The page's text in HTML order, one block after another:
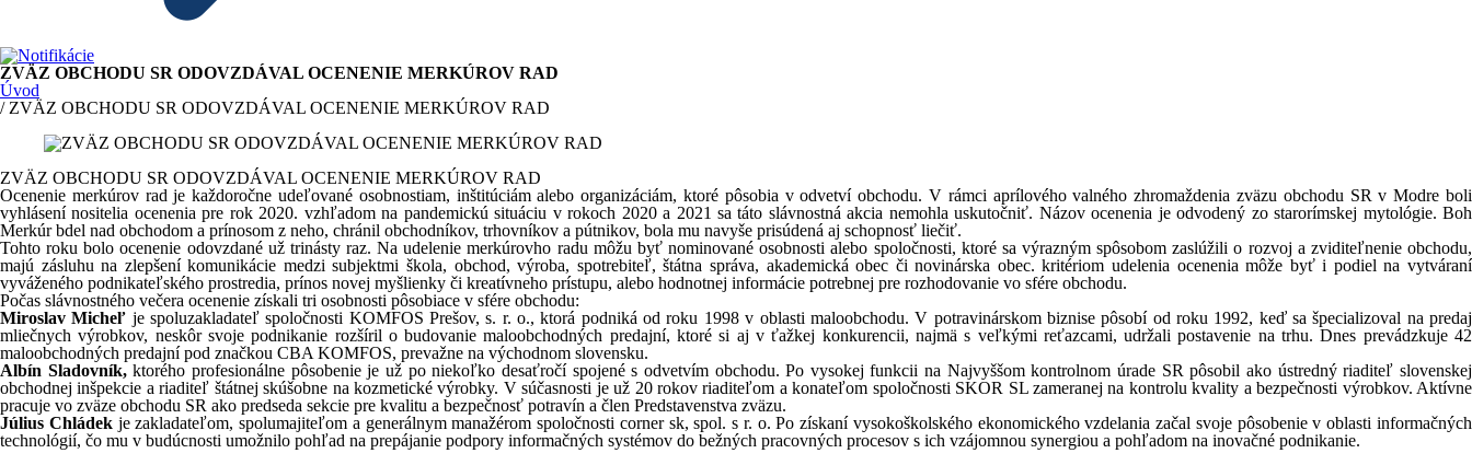
ZVÄZ OBCHODU SR ODOVZDÁVAL OCENENIE MERKÚROV RAD
Úvod
/ ZVÄZ OBCHODU SR ODOVZDÁVAL OCENENIE MERKÚROV RAD
ZVÄZ OBCHODU SR ODOVZDÁVAL OCENENIE MERKÚROV RAD
Ocenenie merkúrov rad je každoročne udeľované osobnostiam, inštitúciám alebo organizáciám, ktoré pôsobia v odvetví obchodu. V rámci aprílového valného zhromaždenia zväzu obchodu SR v Modre boli
vyhlásení nositelia ocenenia pre rok 2020. vzhľadom na pandemickú situáciu v rokoch 2020 a 2021 sa táto slávnostná akcia nemohla uskutočniť. Názov ocenenia je odvodený zo starorímskej mytológie. Boh
Merkúr bdel nad obchodom a prínosom z neho, chránil obchodníkov, trhovníkov a pútnikov, bola mu navyše prisúdená aj schopnosť liečiť.
Tohto roku bolo ocenenie odovzdané už trinásty raz. Na udelenie merkúrovho radu môžu byť nominované osobnosti alebo spoločnosti, ktoré sa výrazným spôsobom zaslúžili o rozvoj a zviditeľnenie obchodu,
majú zásluhu na zlepšení komunikácie medzi subjektmi škola, obchod, výroba, spotrebiteľ, štátna správa, akademická obec či novinárska obec. kritériom udelenia ocenenia môže byť i podiel na vytváraní
vyváženého podnikateľského prostredia, prínos novej myšlienky či kreatívneho prístupu, alebo hodnotnej informácie potrebnej pre rozhodovanie vo sfére obchodu.
Počas slávnostného večera ocenenie získali tri osobnosti pôsobiace v sfére obchodu:
Miroslav Micheľ je spoluzakladateľ spoločnosti KOMFOS Prešov, s. r. o., ktorá podniká od roku 1998 v oblasti maloobchodu. V potravinárskom biznise pôsobí od roku 1992, keď sa špecializoval na predaj
mliečnych výrobkov, neskôr svoje podnikanie rozšíril o budovanie maloobchodných predajní, ktoré si aj v ťažkej konkurencii, najmä s veľkými reťazcami, udržali postavenie na trhu. Dnes prevádzkuje 42
maloobchodných predajní pod značkou CBA KOMFOS, prevažne na východnom slovensku.
Albín Sladovník,ktorého profesionálne pôsobenie je už po niekoľko desaťročí spojené s odvetvím obchodu. Po vysokej funkcii na Najvyššom kontrolnom úrade SR pôsobil ako ústredný riaditeľ slovenskej
obchodnej inšpekcie a riaditeľ štátnej skúšobne na kozmetické výrobky. V súčasnosti je už 20 rokov riaditeľom a konateľom spoločnosti SKOR SL zameranej na kontrolu kvality a bezpečnosti výrobkov. Aktívne
pracuje vo zväze obchodu SR ako predseda sekcie pre kvalitu a bezpečnosť potravín a člen Predstavenstva zväzu.
Július Chládekje zakladateľom, spolumajiteľom a generálnym manažérom spoločnosti corner sk, spol. s r. o. Po získaní vysokoškolského ekonomického vzdelania začal svoje pôsobenie v oblasti informačných
technológií, čo mu v budúcnosti umožnilo pohľad na prepájanie podpory informačných systémov do bežných pracovných procesov s ich vzájomnou synergiou a pohľadom na inovačné podnikanie.